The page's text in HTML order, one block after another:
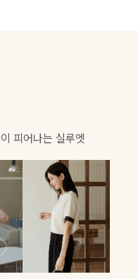
피어나는 실루엣
컬렉션
로 채우는 즐거움